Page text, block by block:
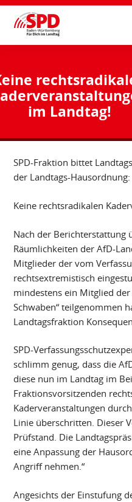
im Landtag!
SPD-Fraktion bittet
der Landtags-Hausordnung:
Keine rechtsradikalen
Nach der Berichterstattung
Räumlichkeiten der AfD-
Mitglieder der vom
rechtsextremistisch
mindestens ein Mitglied
Schwaben“ teilgenommen
Landtagsfraktion
SPD-
schlimm genug, dass die
diese nun im Landtag im
Fraktionsvorsitzenden
Kaderveranstaltungen
Linie überschritten. Dieser
Prüfstand. Die
eine Anpassung der
Angriff nehmen.“
Angesichts der Einstufung